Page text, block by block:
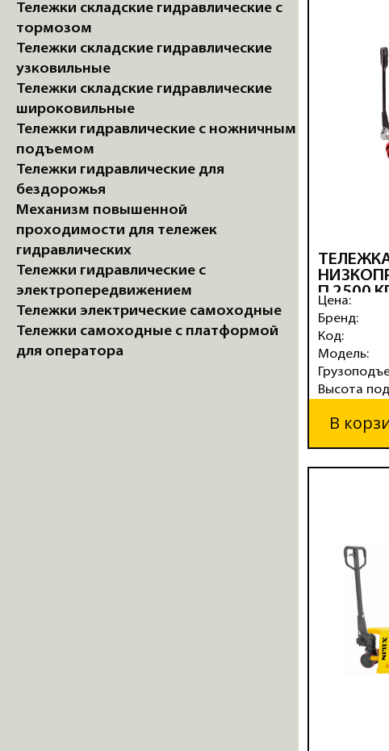
Тележки складские гидравлические с
тормозом
Тележки складские гидравлические
узковильные
Тележки складские гидравлические
широковильные
Тележки гидравлические с ножничным
подъемом
Тележки гидравлические для
бездорожья
Механизм повышенной
проходимости для тележек
гидравлических
Тележки гидравлические с
электропередвижением
Тележки электрические самоходные
Тележки самоходные с платформой
для оператора
П 2500
RHP
Цена:
Бренд:
Код:
Модель:
Высота
В